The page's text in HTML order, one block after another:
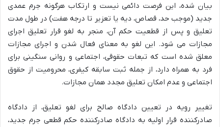
بیان شده، این فرصت دائمی نیست و ارتکاب هرگونه جرم عمدی
جدید (موجب حد، قصاص، دیه یا تعزیر تا درجه هفت) در طول مدت
تعلیق و پس از قطعیت حکم آن، منجر به لغو قرار تعلیق اجرای
مجازات می شود. این لغو به معنای فعال شدن و اجرای مجازات
معلق شده است که تبعات حقوقی، اجتماعی و روانی سنگینی برای
فرد به همراه دارد، از جمله ثبت سابقه کیفری، محرومیت از حقوق
اجتماعی و عدم امکان تعلیق مجدد همان مجازات.
تغییر رویه در تعیین دادگاه صالح برای لغو تعلیق، از دادگاه
صادرکننده قرار اولیه به دادگاه صادرکننده حکم قطعی جرم جدید،